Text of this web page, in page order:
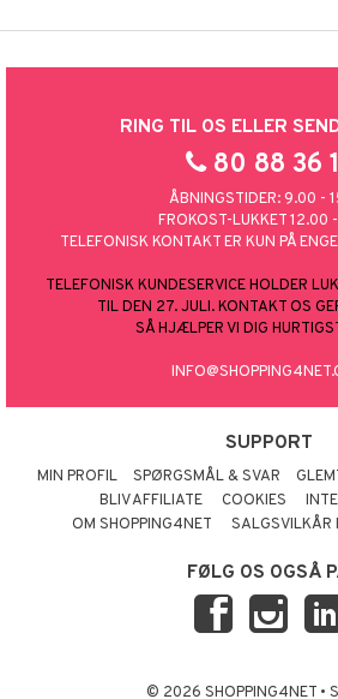
RING TIL OS ELLER
80 88 36
ÅBNINGSTIDER: 9.00 -
FROKOST-LUKKET 12.00
TELEFONISK KONTAKT ER KUN PÅ
TELEFONISK KUNDESERVICE HOLDER
TIL DEN 27. JULI. KONTAKT OS
SÅ HJÆLPER VI DIG
SUPPORT
MIN PROFIL SPØRGSMÅL & SVAR
BLIV AFFILIATE
COOKIES
OM SHOPPING4NET
SALGSVILKÅR
FØLG OS OGSÅ
© 2026 SHOPPING4NET •